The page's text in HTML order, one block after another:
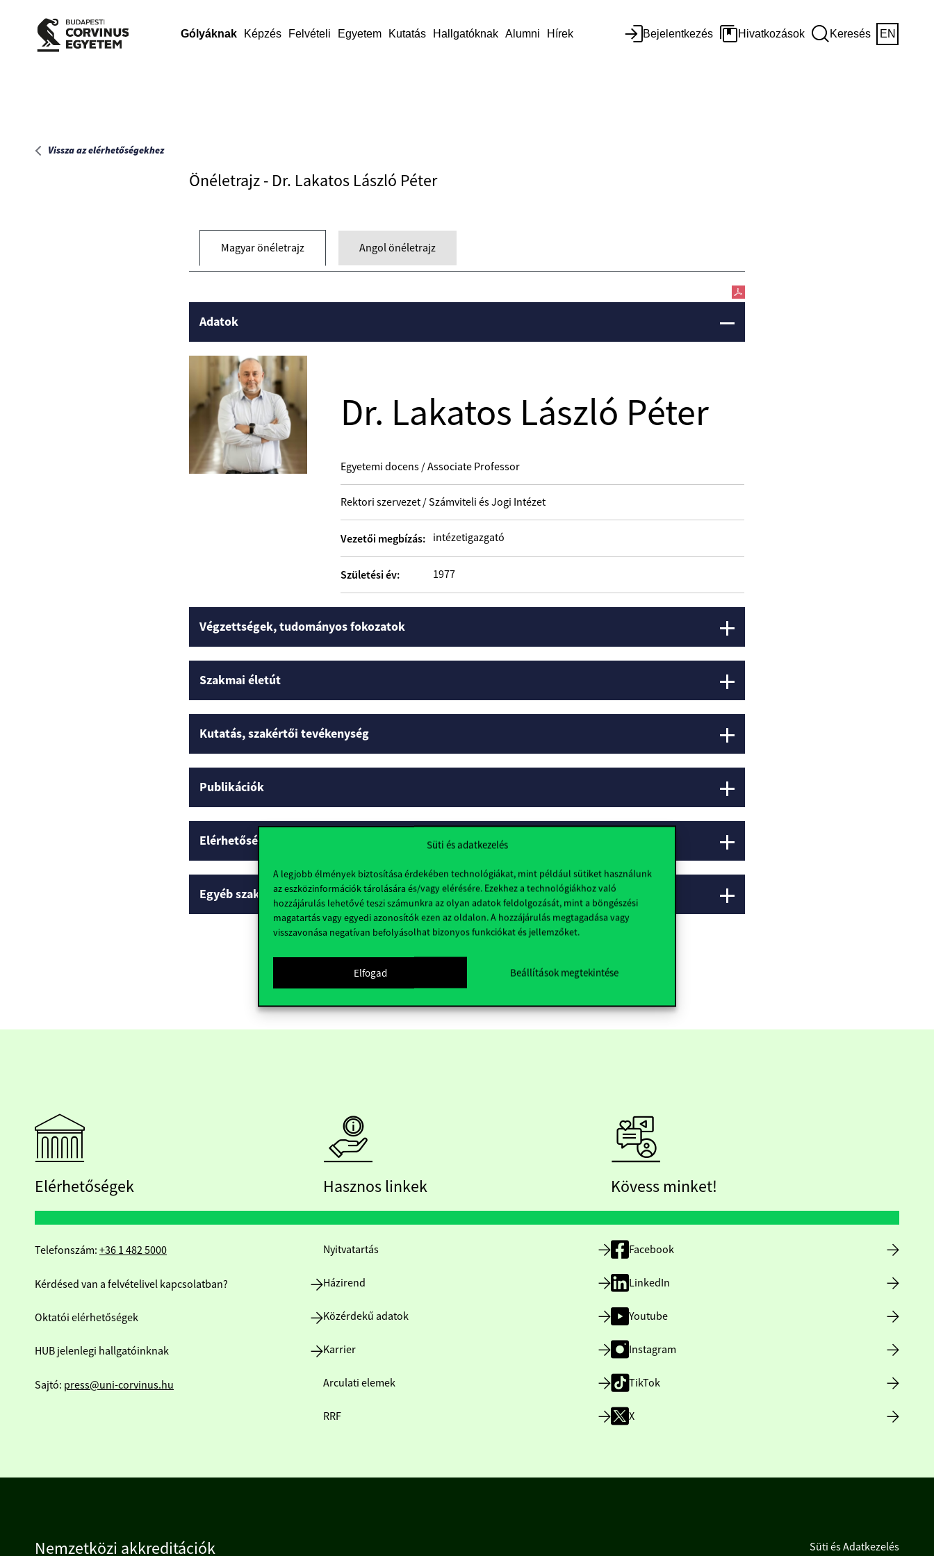
Süti és adatkezelés
A legjobb élmények biztosítása érdekében technológiákat, mint például sütiket használunk
az eszközinformációk tárolására és/vagy elérésére. Ezekhez a technológiákhoz való
hozzájárulás lehetővé teszi számunkra az olyan adatok feldolgozását, mint a böngészési
magatartás vagy egyedi azonosítók ezen az oldalon. A hozzájárulás megtagadása vagy
visszavonása negatívan befolyásolhat bizonyos funkciókat és jellemzőket.
Elfogad Beállítások megtekintése
Gólyáknak Képzés Felvételi Egyetem Kutatás Hallgatóknak Alumni Hírek Bejelentkezés Hivatkozások Keresés EN
Vissza az elérhetőségekhez
Önéletrajz - Dr. Lakatos László Péter
Magyar önéletrajz Angol önéletrajz
Adatok
Dr. Lakatos László Péter
Egyetemi docens / Associate Professor
Rektori szervezet / Számviteli és Jogi Intézet
Vezetői megbízás: intézetigazgató
Születési év: 1977
Végzettségek, tudományos fokozatok
Szakmai életút
Kutatás, szakértői tevékenység
Publikációk
Elérhetőségek
Egyéb szakmai profilok
Elérhetőségek
Telefonszám: +36 1 482 5000
Kérdésed van a felvételivel kapcsolatban?
Oktatói elérhetőségek
HUB jelenlegi hallgatóinknak
Sajtó: press@uni-corvinus.hu
Hasznos linkek
Nyitvatartás
Házirend
Közérdekű adatok
Karrier
Arculati elemek
RRF
Kövess minket!
Facebook
LinkedIn
Youtube
Instagram
TikTok
X
Nemzetközi akkreditációk Süti és Adatkezelés